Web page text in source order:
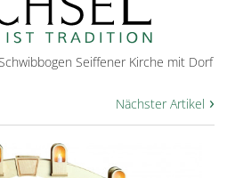
Seiffener Kirche mit Dorf
Nächster Artikel ›